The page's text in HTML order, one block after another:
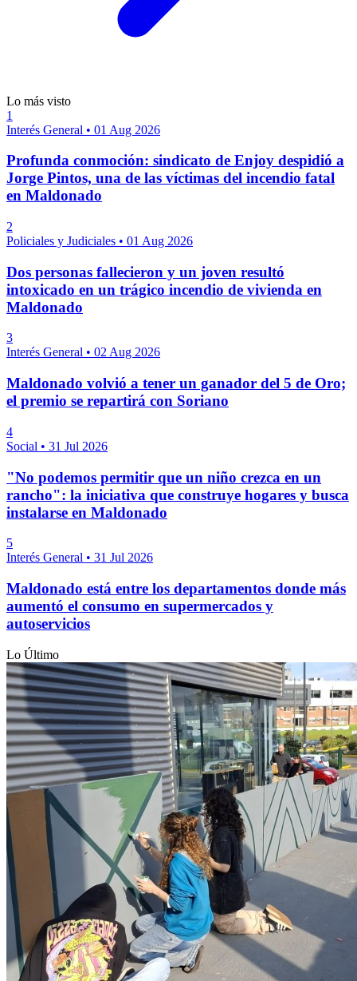
Lo más visto
1
Interés General • 01 Aug 2026
Profunda conmoción: sindicato de Enjoy despidió a
Jorge Pintos, una de las víctimas del incendio fatal
en Maldonado
2
Policiales y Judiciales • 01 Aug 2026
Dos personas fallecieron y un joven resultó
intoxicado en un trágico incendio de vivienda en
Maldonado
3
Interés General • 02 Aug 2026
Maldonado volvió a tener un ganador del 5 de Oro;
el premio se repartirá con Soriano
4
Social • 31 Jul 2026
"No podemos permitir que un niño crezca en un
rancho": la iniciativa que construye hogares y busca
instalarse en Maldonado
5
Interés General • 31 Jul 2026
Maldonado está entre los departamentos donde más
aumentó el consumo en supermercados y
autoservicios
Lo Último